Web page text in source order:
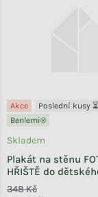
Akce
Poslední kusy ⏳
Benlemi®
Plakát na stěnu
HŘIŠTĚ do
Skladem
348 Kč